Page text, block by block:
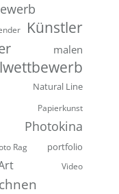
Künstler
malen
Natural Line
Papierkunst
Photokina
Rag portfolio
Video